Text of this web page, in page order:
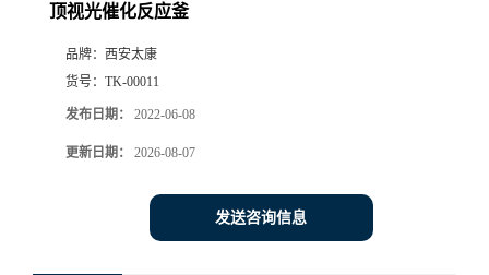
顶视光催化反应釜
品牌： 西安太康
货号： TK-00011
发布日期： 2022-06-08
更新日期： 2026-08-07
发送咨询信息